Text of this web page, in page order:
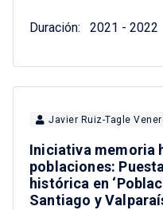
Duración: 2021 - 2022
Javier Ruiz-Tagle
Iniciativa memoria
poblaciones:
histórica en
Santiago y